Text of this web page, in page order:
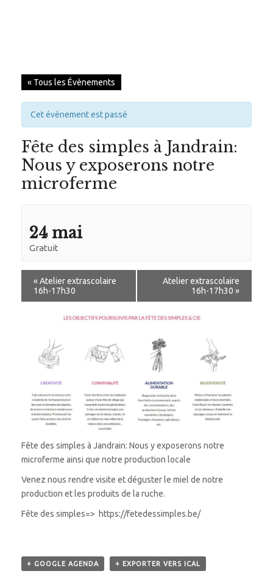
ACCUEIL
NOTRE PHILOSOPHIE
L’ARBRE CHEVAL
NOS INSTALLATIONS
NOTRE ÉQUIPE
SERVICES
HIPPOTHÉRAPIE
COACHING – EQUICOACHING
L’ÉQUITATION AUTREMENT
PERMANAISSANCE
LES RUCHERS DE L’ARBRE CHEVAL
PENSION
PHOTOS
STAGE
SÉANCE
TARIF / FAQ
« Tous les Évènements
Cet évènement est passé
Fête des simples à Jandrain:
Nous y exposerons notre
microferme
24 mai
Gratuit
«Atelier extrascolaire
16h-17h30
Atelier extrascolaire
16h-17h30 »
Fête des simples à Jandrain: Nous y exposerons notre
microferme ainsi que notre production locale
Venez nous rendre visite et déguster le miel de notre
production et les produits de la ruche.
Fête des simples=> https://fetedessimples.be/
+ GOOGLE AGENDA + EXPORTER VERS ICAL